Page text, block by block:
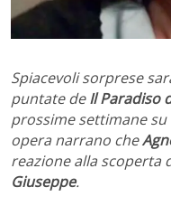
Spiacevoli sorprese
puntate deIl Paradiso
prossime settimane su
opera narrano che
reazione alla scoperta
Giuseppe.